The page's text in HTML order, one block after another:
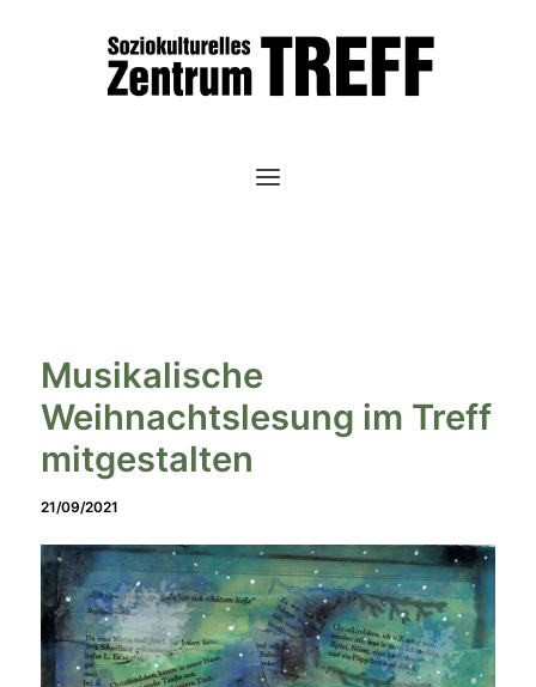
Musikalische
Weihnachtslesung im Treff
mitgestalten
21/09/2021